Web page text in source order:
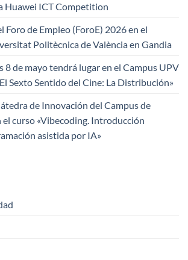
Huawei ICT Competition
Foro de Empleo (ForoE) 2026 en el
Politècnica de València en Gandia
8 de mayo tendrá lugar en el Campus UPV
Sexto Sentido del Cine: La Distribución»
de Innovación del Campus de
curso «Vibecoding. Introducción
asistida por IA»